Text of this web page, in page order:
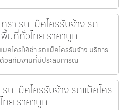
รา รถแม็คโครรับจ้าง รถ
นที่ทั่วไทย ราคาถูก
คโครให้เช่า รถแม็คโครรับจ้าง บริการ
ด้วยทีมงานที่มีประสบการณ
ถแม็คโครรับจ้าง รถแม็คโคร
ทย ราคาถูก